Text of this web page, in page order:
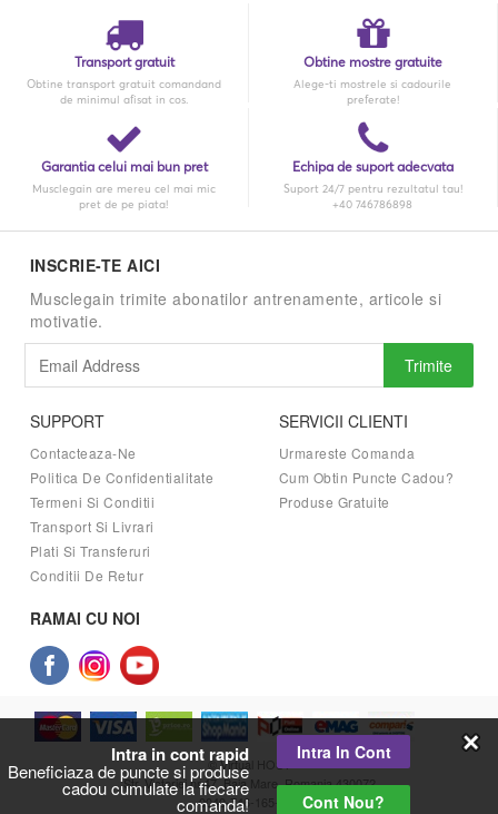
Intra in cont rapid
Beneficiaza de puncte si produse
cadou cumulate la fiecare
comanda!
Intra In Cont
Cont Nou?
Transport gratuit
Obtine transport gratuit comandand
de minimul afisat in cos.
Obtine mostre gratuite
Alege-ti mostrele si cadourile
preferate!
Garantia celui mai bun pret
Musclegain are mereu cel mai mic
pret de pe piata!
Echipa de suport adecvata
Suport 24/7 pentru rezultatul tau!
+40 746786898
INSCRIE-TE AICI
Musclegain trimite abonatilor antrenamente, articole si
motivatie.
Trimite
SUPPORT
Contacteaza-Ne
Politica De Confidentialitate
Termeni Si Conditii
Transport Si Livrari
Plati Si Transferuri
Conditii De Retur
SERVICII CLIENTI
Urmareste Comanda
Cum Obtin Puncte Cadou?
Produse Gratuite
RAMAI CU NOI
© Virtual HOST
Str. Victoriei nr.47, Baia Mare, Romania 430072
0040-746-165-366